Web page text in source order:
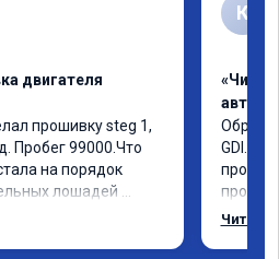
двигателя
прошивку steg 1,
Пробег 99000.Что
на порядок
лошадей
и соответственно
К
«Чип
GDI.
Читать